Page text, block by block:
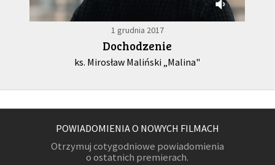
1 grudnia 2017
Dochodzenie
ks. Mirosław Maliński „Malina"
POWIADOMIENIA O NOWYCH FILMACH
Otrzymuj cotygodniowe powiadomienia
o ostatnich premierach.